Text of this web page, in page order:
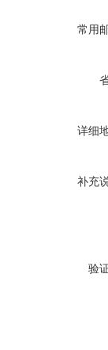
常用
详细
补充
验